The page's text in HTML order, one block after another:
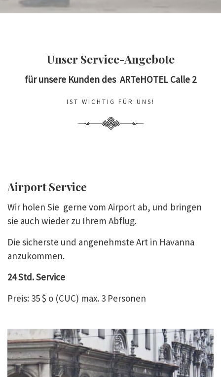
Unser Service-Angebote
für unsere Kunden des ARTeHOTEL Calle 2
IST WICHTIG FÜR UNS!
Airport Service
Wir holen Sie gerne vom Airport ab, und bringen
sie auch wieder zu Ihrem Abflug.
Die sicherste und angenehmste Art in Havanna
anzukommen.
24 Std. Service
Preis: 35 $ o (CUC) max. 3 Personen